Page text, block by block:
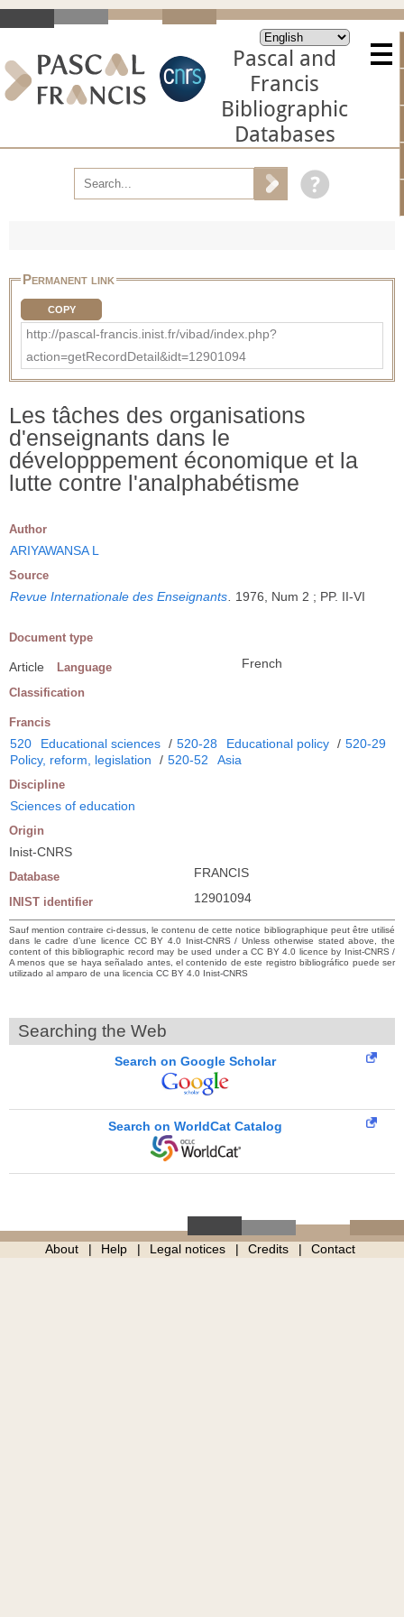
Pascal and
Francis
Bibliographic
Databases
Permanent link
COPY
http://pascal-francis.inist.fr/vibad/index.php?
action=getRecordDetail&idt=12901094
Les tâches des organisations
d'enseignants dans le
développpement économique et la
lutte contre l'analphabétisme
Author
ARIYAWANSA L
Source
Revue Internationale des Enseignants 1976, Num 2 ; PP. II-VI
Document type
Article Language French
Classification
Francis
520 Educational sciences / 520-28 Educational policy / 520-29
Policy, reform, legislation
/ 520-52 Asia
Discipline
Sciences of education
Origin
Inist-CNRS
Database FRANCIS
INIST identifier 12901094
Sauf mention contraire ci-dessus, le contenu de cette notice bibliographique peut être utilisé
dans le cadre d’une licence CC BY 4.0 Inist-CNRS / Unless otherwise stated above, the
content of this bibliographic record may be used under a CC BY 4.0 licence by Inist-CNRS /
A menos que se haya señalado antes, el contenido de este registro bibliográfico puede ser
utilizado al amparo de una licencia CC BY 4.0 Inist-CNRS
Searching the Web
Search on Google Scholar
Search on WorldCat Catalog
About Help Legal notices Credits Contact